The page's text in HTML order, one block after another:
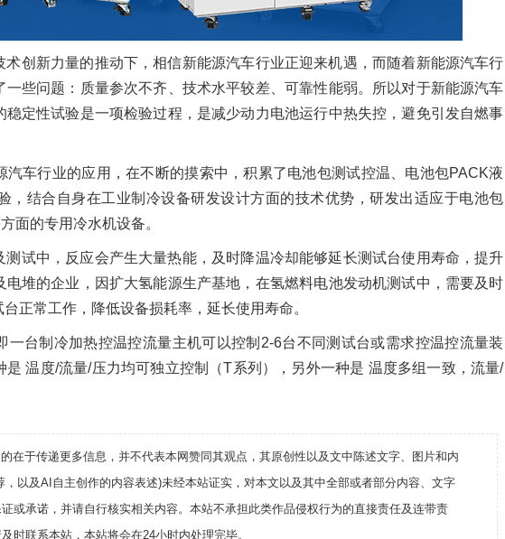
创新力量的推动下，相信新能源汽车行业正迎来机遇，而随着新能源汽车行
些问题：质量参次不齐、技术水平较差、可靠性能弱。所以对于新能源汽车
定性试验是一项检验过程，是减少动力电池运行中热失控，避免引发自燃事
车行业的应用，在不断的摸索中，积累了电池包测试控温、电池包PACK液
，结合自身在工业制冷设备研发设计方面的技术优势，研发出适应于电池包
面的专用冷水机设备。
试中，反应会产生大量热能，及时降温冷却能够延长测试台使用寿命，提升
堆的企业，因扩大氢能源生产基地，在氢燃料电池发动机测试中，需要及时
正常工作，降低设备损耗率，延长使用寿命。
一台制冷加热控温控流量主机可以控制2-6台不同测试台或需求控温控流量装
温度/流量/压力均可独立控制（T系列），另外一种是 温度多组一致，流量/
在于传递更多信息，并不代表本网赞同其观点，其原创性以及文中陈述文字、图片和内
以及AI自主创作的内容表述)未经本站证实，对本文以及其中全部或者部分内容、文字
或承诺，并请自行核实相关内容。本站不承担此类作品侵权行为的直接责任及连带责
时联系本站，本站将会在24小时内处理完毕。